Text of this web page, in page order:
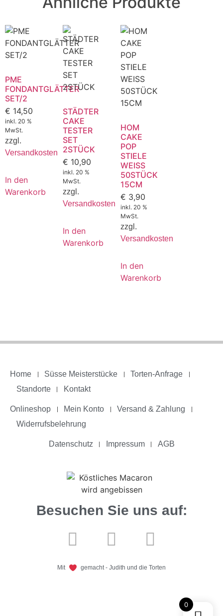
PME
FONDANTGLÄTTER
SET/2
€ 14,50
inkl. 20 %
MwSt.
zzgl.
Versandkosten
In den
Warenkorb
STÄDTER
CAKE
TESTER
SET
2STÜCK
€ 10,90
inkl. 20 %
MwSt.
zzgl.
Versandkosten
In den
Warenkorb
HOM
CAKE
POP
STIELE
WEISS
50STÜCK
15CM
€ 3,90
inkl. 20 %
MwSt.
zzgl.
Versandkosten
In den
Warenkorb
Home Süsse Meisterstücke
Torten-Anfrage
Standorte
Kontakt
Onlineshop Mein Konto
Versand & Zahlung
Widerrufsbelehrung
Datenschutz Impressum AGB
Besuchen Sie uns auf:
Mit gemacht - Judith und die Torten
0